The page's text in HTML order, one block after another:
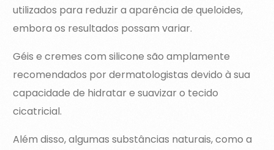
utilizados para reduzir a aparência de queloides,
embora os resultados possam variar.
Géis e cremes com silicone são amplamente
recomendados por dermatologistas devido à sua
capacidade de hidratar e suavizar o tecido
cicatricial.
Além disso, algumas substâncias naturais, como a